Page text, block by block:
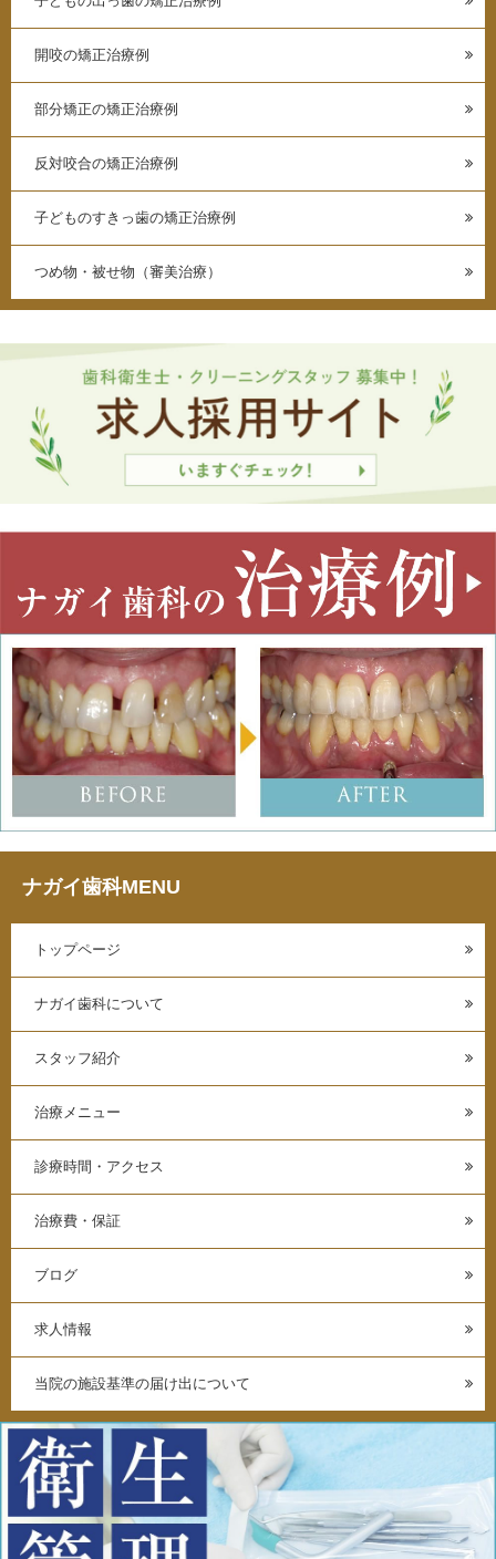
開咬の矯正治療例
部分矯正の矯正治療例
反対咬合の矯正治療例
子どものすきっ歯の矯正治療例
つめ物・被せ物（審美治療）
ナガイ歯科MENU
トップページ
ナガイ歯科について
スタッフ紹介
治療メニュー
診療時間・アクセス
治療費・保証
ブログ
求人情報
当院の施設基準の届け出について